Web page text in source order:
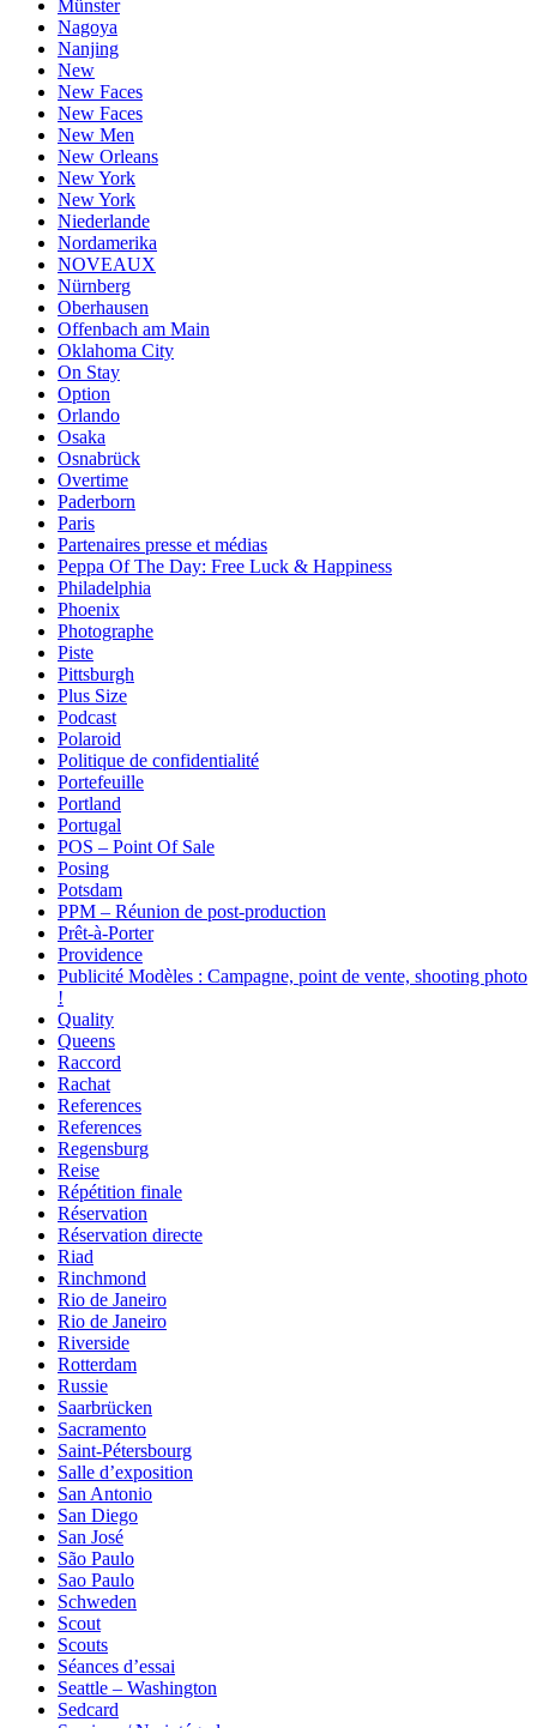
Münster
Nagoya
Nanjing
New
New Faces
New Faces
New Men
New Orleans
New York
New York
Niederlande
Nordamerika
NOVEAUX
Nürnberg
Oberhausen
Offenbach am Main
Oklahoma City
On Stay
Option
Orlando
Osaka
Osnabrück
Overtime
Paderborn
Paris
Partenaires presse et médias
Peppa Of The Day: Free Luck & Happiness
Philadelphia
Phoenix
Photographe
Piste
Pittsburgh
Plus Size
Podcast
Polaroid
Politique de confidentialité
Portefeuille
Portland
Portugal
POS – Point Of Sale
Posing
Potsdam
PPM – Réunion de post-production
Prêt-à-Porter
Providence
Publicité Modèles : Campagne, point de vente, shooting photo
!
Quality
Queens
Raccord
Rachat
References
References
Regensburg
Reise
Répétition finale
Réservation
Réservation directe
Riad
Rinchmond
Rio de Janeiro
Rio de Janeiro
Riverside
Rotterdam
Russie
Saarbrücken
Sacramento
Saint-Pétersbourg
Salle d’exposition
San Antonio
San Diego
San José
São Paulo
Sao Paulo
Schweden
Scout
Scouts
Séances d’essai
Seattle – Washington
Sedcard